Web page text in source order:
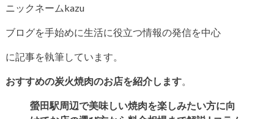
ニックネームkazu
ブログを手始めに生活に役立つ情報の発信を中心
に記事を執筆しています。
おすすめの炭火焼肉のお店を紹介します。
螢田駅周辺で美味しい焼肉を楽しみたい方に向